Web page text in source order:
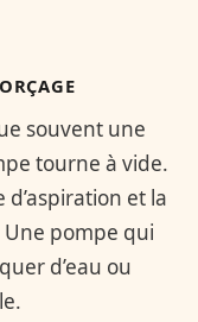
souvent une
tourne à vide.
d’aspiration et la
Une pompe qui
d’eau ou